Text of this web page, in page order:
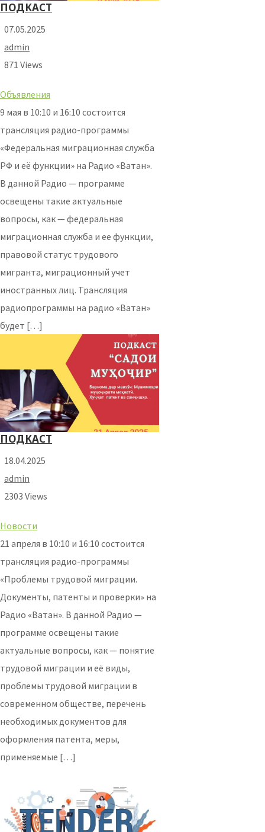
ПОДКАСТ
07.05.2025
admin
871 Views
Объявления
9 мая в 10:10 и 16:10 состоится
трансляция радио-программы
«Федеральная миграционная служба
РФ и её функции» на Радио «Ватан».
В данной Радио — программе
освещены такие актуальные
вопросы, как — федеральная
миграционная служба и ее функции,
правовой статус трудового
мигранта, миграционный учет
иностранных лиц. Трансляция
радиопрограммы на радио «Ватан»
будет […]
ПОДКАСТ
18.04.2025
admin
2303 Views
Новости
21 апреля в 10:10 и 16:10 состоится
трансляция радио-программы
«Проблемы трудовой миграции.
Документы, патенты и проверки» на
Радио «Ватан». В данной Радио —
программе освещены такие
актуальные вопросы, как — понятие
трудовой миграции и её виды,
проблемы трудовой миграции в
современном обществе, перечень
необходимых документов для
оформления патента, меры,
применяемые […]